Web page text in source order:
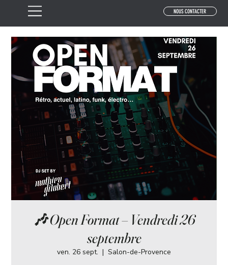
NOUS CONTACTER
🎶 Open Format – Vendredi 26
septembre
ven. 26 sept.
  |
Salon-de-Provence